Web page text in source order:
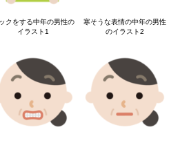
クをする中年の男性の
イラスト1
寒そうな表情の中年の男性
のイラスト2